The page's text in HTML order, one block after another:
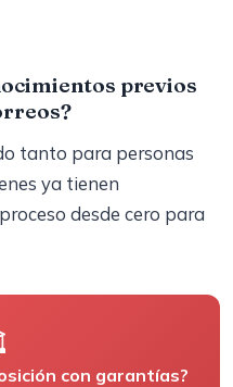
previos
tanto para personas
ya tienen
desde cero para
con garantías?